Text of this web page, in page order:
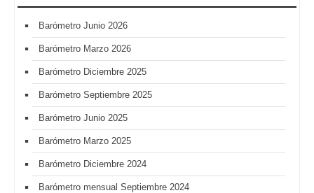
Barómetro Junio 2026
Barómetro Marzo 2026
Barómetro Diciembre 2025
Barómetro Septiembre 2025
Barómetro Junio 2025
Barómetro Marzo 2025
Barómetro Diciembre 2024
Barómetro mensual Septiembre 2024